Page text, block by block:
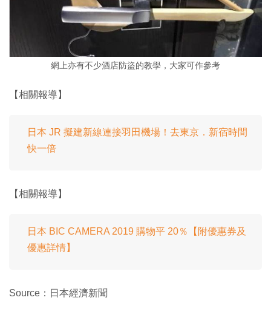
網上亦有不少酒店防盜的教學，大家可作參考
【相關報導】
日本 JR 擬建新線連接羽田機場！去東京．新宿時間
快一倍
【相關報導】
日本 BIC CAMERA 2019 購物平 20％【附優惠券及
優惠詳情】
Source：日本經濟新聞